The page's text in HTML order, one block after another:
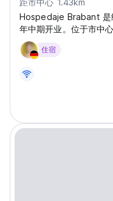
距市中心 1.43km
Hospedaje Brabant 是
年中期开业。位于市中
的旅馆...
住宿